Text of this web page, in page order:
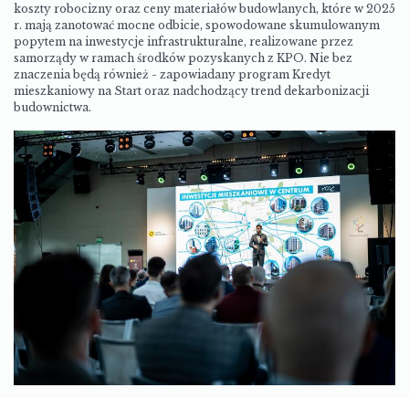
koszty robocizny oraz ceny materiałów budowlanych, które w 2025
r. mają zanotować mocne odbicie, spowodowane skumulowanym
popytem na inwestycje infrastrukturalne, realizowane przez
samorządy w ramach środków pozyskanych z KPO. Nie bez
znaczenia będą również - zapowiadany program Kredyt
mieszkaniowy na Start oraz nadchodzący trend dekarbonizacji
budownictwa.